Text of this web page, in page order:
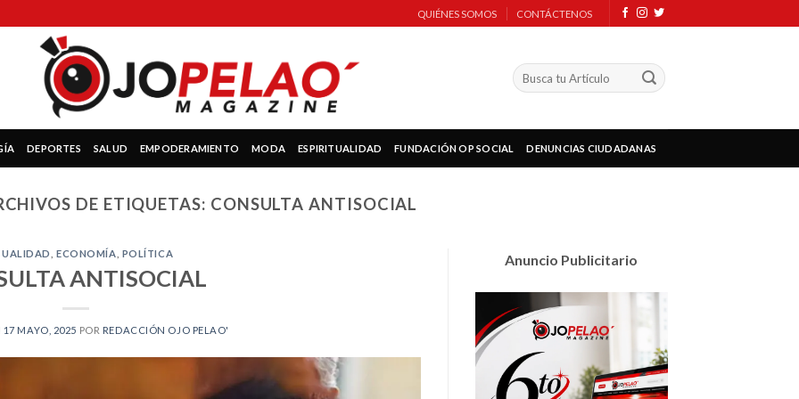
QUIÉNES SOMOS CONTÁCTENOS
DEPORTES SALUD EMPODERAMIENTO MODA ESPIRITUALIDAD FUNDACIÓN OP SOCIAL DENUNCIAS CIUDADANAS
DE ETIQUETAS: CONSULTA ANTISOCIAL
,ECONOMÍA POLÍTICA
ANTISOCIAL
17 MAYO, 2025 POR REDACCIÓN OJO PELAO'
Anuncio Publicitario